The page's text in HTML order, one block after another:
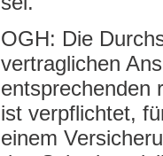
OGH: Die
vertraglichen
entsprechenden
ist verpflichtet,
einem